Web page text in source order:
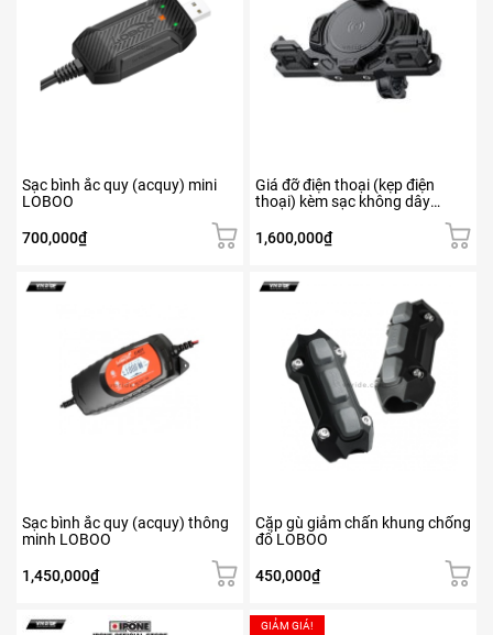
Sạc bình ắc quy (acquy) mini
LOBOO
700,000₫
Giá đỡ điện thoại (kẹp điện
thoại) kèm sạc không dây
1,600,000₫
nhiều
biến
thể
được
chọn
sản
Sạc bình ắc quy (acquy) thông
minh LOBOO
1,450,000₫
Cặp gù giảm chấn khung chống
đổ LOBOO
450,000₫
GIẢM GIÁ!